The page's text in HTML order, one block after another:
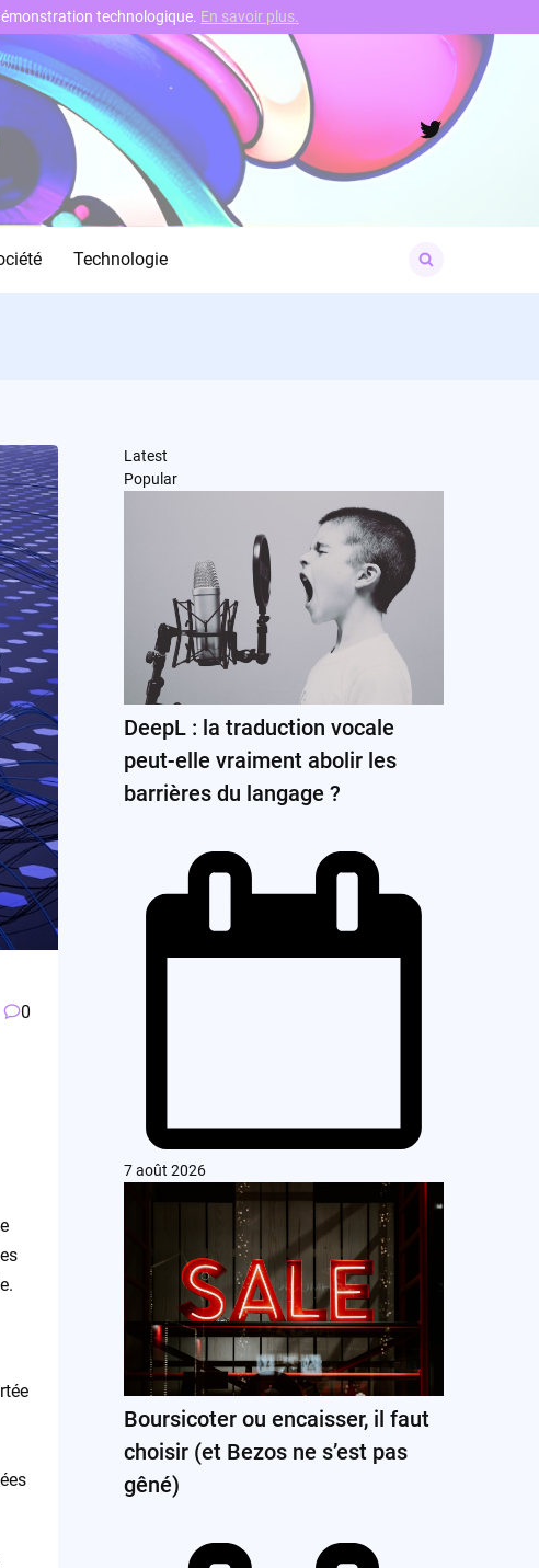
Twitter
Technologie
for:
0
Latest
Popular
DeepL : la traduction vocale
peut-elle vraiment abolir les
barrières du langage ?
7 août 2026
Boursicoter ou encaisser, il faut
choisir (et Bezos ne s’est pas
gêné)
technologique. En savoir plus.